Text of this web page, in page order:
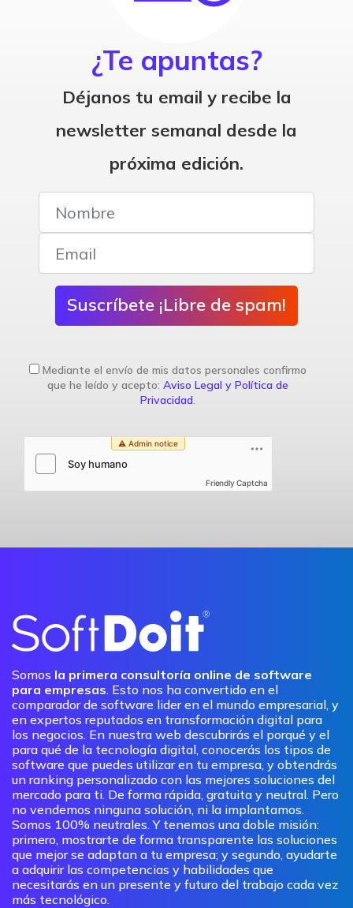
¿Te apuntas?
Déjanos tu email y recibe la
newsletter semanal desde la
próxima edición.
Suscríbete ¡Libre de spam!
Mediante el envío de mis datos personales confirmo
que he leído y acepto: Aviso Legal y Política de
Privacidad.
Friendly Captcha
Somos la primera consultoría online de software
para empresas. Esto nos ha convertido en el
comparador de software lider en el mundo empresarial, y
en expertos reputados en transformación digital para
los negocios. En nuestra web descubrirás el porqué y el
para qué de la tecnología digital, conocerás los tipos de
software que puedes utilizar en tu empresa, y obtendrás
un ranking personalizado con las mejores soluciones del
mercado para ti. De forma rápida, gratuita y neutral. Pero
no vendemos ninguna solución, ni la implantamos.
Somos 100% neutrales. Y tenemos una doble misión:
primero, mostrarte de forma transparente las soluciones
que mejor se adaptan a tu empresa; y segundo, ayudarte
a adquirir las competencias y habilidades que
necesitarás en un presente y futuro del trabajo cada vez
más tecnológico.